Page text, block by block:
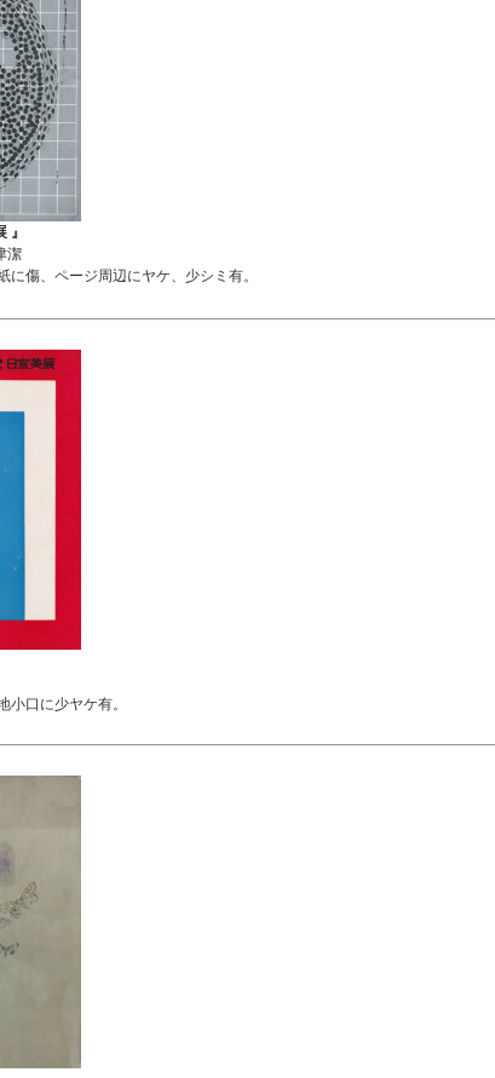
』
潔
傷、ページ周辺にヤケ、少シミ有。
小口に少ヤケ有。